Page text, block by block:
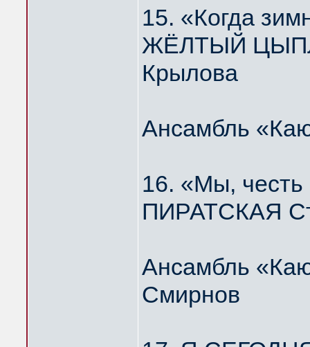
15. «Когда
ЖЁЛТЫЙ
Крылова
Ансамбль
16. «Мы, честь
ПИРАТСКАЯ
Ансамбль
Смирнов